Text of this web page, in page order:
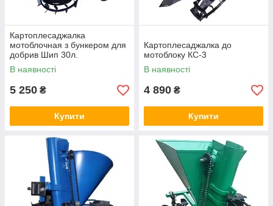
Картоплесаджалка
мотоблочная з бункером для
добрив Шип 30л.
В наявності
5 250 ₴
Купити
Картоплесаджалка до
мотоблоку КС-3
В наявності
4 890 ₴
Купити